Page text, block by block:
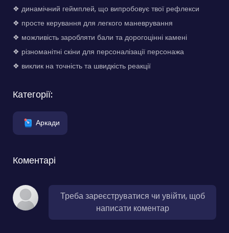
❖ динамічний геймплей, що випробовує твої рефлекси
❖ просте керування для легкого маневрування
❖ можливість заробляти бали та дорогоцінні камені
❖ різноманітні скіни для персоналізації персонажа
❖ виклик на точність та швидкість реакції
Категорії:
Аркади
Коментарі
Треба зареєструватися чи увійти, щоб
написати коментар